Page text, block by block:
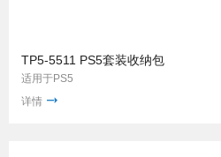
TP5-5511 PS5套装收纳包
适用于PS5
详情